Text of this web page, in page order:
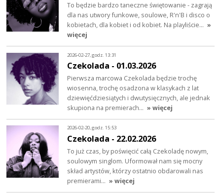
To będzie bardzo taneczne świętowanie - zagrają
dla nas utwory funkowe, soulowe, R'n'B i disco o
kobietach, dla kobiet i od kobiet. Na playliście… »
więcej
2026-02-27, godz. 13:31
Czekolada - 01.03.2026
Pierwsza marcowa Czekolada będzie trochę
wiosenna, trochę osadzona w klasykach z lat
dziewięćdziesiątych i dwutysięcznych, ale jednak
skupiona na premierach… » więcej
2026-02-20, godz. 15:53
Czekolada - 22.02.2026
To już czas, by poświęcić całą Czekoladę nowym,
soulowym singlom. Uformował nam się mocny
skład artystów, którzy ostatnio obdarowali nas
premierami… » więcej